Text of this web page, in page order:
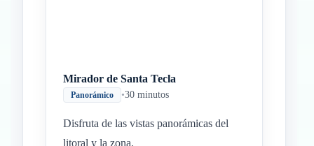
Mirador de Santa Tecla
Panorámico •30 minutos
Disfruta de las vistas panorámicas del
litoral y la zona.